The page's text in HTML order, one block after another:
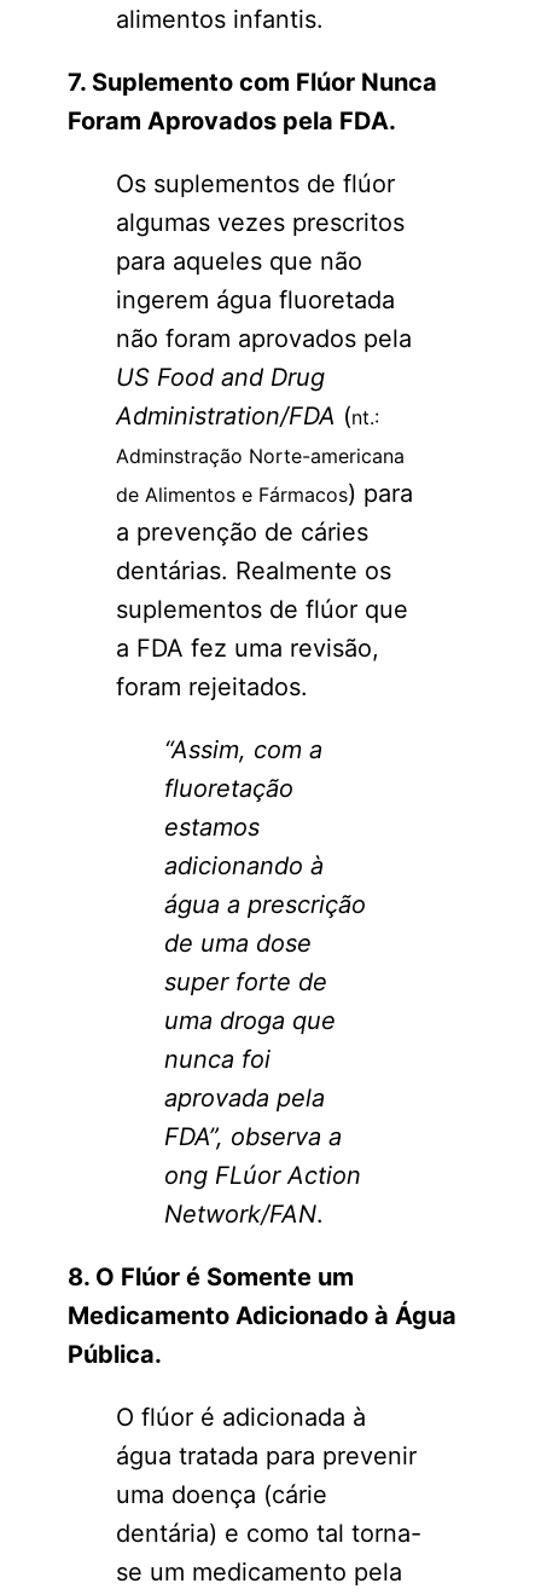
alimentos infantis.
7. Suplemento com Flúor Nunca
Foram Aprovados pela FDA.
Os suplementos de flúor
algumas vezes prescritos
para aqueles que não
ingerem água fluoretada
não foram aprovados pela
US Food and Drug
Administration/FDA (nt.:
Adminstração Norte-americana
de Alimentos e Fármacos) para
a prevenção de cáries
dentárias. Realmente os
suplementos de flúor que
a FDA fez uma revisão,
foram rejeitados.
“Assim, com a
fluoretação
estamos
adicionando à
água a prescrição
de uma dose
super forte de
uma droga que
nunca foi
aprovada pela
FDA”, observa a
ong FLúor Action
Network/FAN.
8. O Flúor é Somente um
Medicamento Adicionado à Água
Pública.
O flúor é adicionada à
água tratada para prevenir
uma doença (cárie
dentária) e como tal torna-
se um medicamento pela